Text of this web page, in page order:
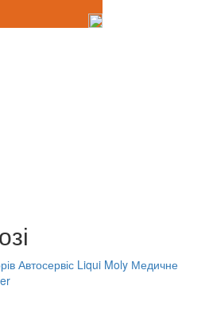
Автосервіс Liqui Moly Медичне